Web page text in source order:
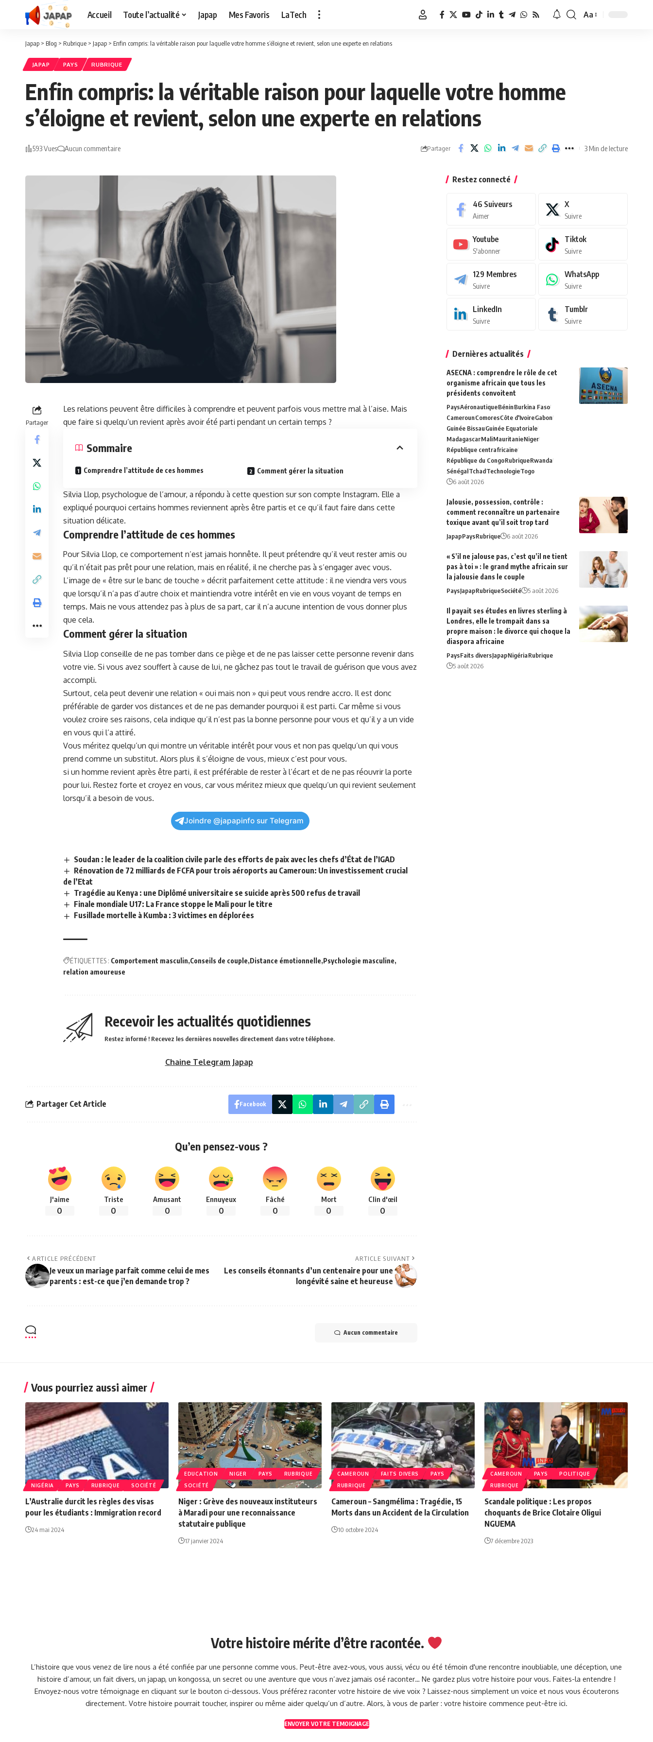
Accueil Toute l’actualité Japap Mes Favoris LaTech
Redimensionner
Aa
Japap > Blog > Rubrique > Japap > Enfin compris: la véritable raison pour laquelle votre homme s’éloigne et revient, selon une experte en relations
JAPAP PAYS RUBRIQUE
Enfin compris: la véritable raison pour laquelle votre homme
s’éloigne et revient, selon une experte en relations
593 Vues Aucun commentaire Partager 3 Min de lecture
Partager
Les relations peuvent être ⁤ difficiles à comprendre et peuvent parfois vous mettre mal à l’aise. Mais
que faire si quelqu’un revient après avoir été parti pendant ‌un certain‌ temps ?
Sommaire
Comprendre l’attitude de ces hommes Comment gérer‌ la situation
Silvia Llop, psychologue de l’amour, a répondu à cette question sur son ⁢compte Instagram. Elle a
expliqué pourquoi certains hommes reviennent après être partis et ⁣ce qu’il faut faire dans cette
situation délicate.
Comprendre l’attitude de ces hommes
Pour Silvia Llop, ‍ce comportement n’est jamais honnête. Il peut prétendre‌ qu’il veut rester amis ou
qu’il n’était pas prêt pour une relation, mais​ en réalité, il ne cherche pas à s’engager avec ‌vous.
L’image de « être sur le banc de ‌touche » décrit parfaitement cette attitude : il ne viendra vers vous
que lorsqu’il ⁢n’a⁢ pas d’autre choix et maintiendra votre intérêt en vie en vous voyant de temps en
temps. ‌Mais ne vous attendez pas à plus de sa​ part, car ‍il‌ n’a aucune intention de‍ vous donner plus
que cela.
Comment gérer‌ la situation
Silvia Llop conseille de ne ‍pas ⁣tomber dans ‍ce piège et de ne ⁤pas laisser ‍cette personne revenir dans⁢
votre vie. Si vous avez‌ souffert à cause⁢ de lui, ne gâchez pas tout le travail de guérison que vous ‍avez
accompli.
Surtout, cela peut devenir une​ relation « oui mais non » qui peut vous rendre accro. Il est donc
préférable de garder vos distances et de ne‌ pas demander pourquoi il ​est ⁤parti. Car même si vous
voulez‍ croire ses raisons, cela indique qu’il‍ n’est pas la bonne personne pour vous et qu’il y a un​ vide
en vous qui l’a attiré.
Vous méritez quelqu’un qui montre‍ un véritable intérêt pour vous et non pas quelqu’un qui vous
prend comme⁤ un substitut.⁣ Alors plus il‍ s’éloigne de vous,⁤ mieux c’est pour vous.
si un homme revient ⁤après être parti, il est préférable ‌de rester à l’écart⁤ et de ⁢ne pas réouvrir la porte
pour lui. Restez forte et croyez en vous, car vous méritez mieux que quelqu’un qui revient seulement
lorsqu’il a besoin de vous.
Joindre @japapinfo sur Telegram
Soudan : le leader de la coalition civile parle des efforts de paix avec les chefs d’État de l’IGAD
Rénovation de 72 milliards de FCFA pour trois aéroports au Cameroun: Un investissement crucial
de l’Etat
Tragédie au Kenya : une Diplômé universitaire se suicide après 500 refus de travail
Finale mondiale U17: La France stoppe le Mali pour le titre
Fusillade mortelle à Kumba : 3 victimes en déplorées
ÉTIQUETTES : Comportement masculin Conseils de couple Distance émotionnelle Psychologie masculine
relation amoureuse
Recevoir les actualités quotidiennes
Restez informé ! Recevez les dernières nouvelles directement dans votre téléphone.
Chaine Telegram Japap
Partager Cet Article Facebook
Qu’en pensez-vous ?
J'aime
0
Triste
0
Amusant
0
Ennuyeux
0
Fâché
0
Mort
0
Clin d'œil
0
ARTICLE PRÉCÉDENT
Je veux un mariage parfait comme celui de mes
parents : est-ce que j’en demande trop ?
ARTICLE SUIVANT
Les conseils étonnants d’un centenaire pour une
longévité saine et heureuse
Aucun commentaire
Restez connecté
46 Suiveurs
Aimer
X
Suivre
Youtube
S'abonner
Tiktok
Suivre
129 Membres
Suivre
WhatsApp
Suivre
LinkedIn
Suivre
Tumblr
Suivre
Dernières actualités
ASECNA : comprendre le rôle de cet
organisme africain que tous les
présidents convoitent
PaysAéronautiqueBéninBurkina Faso
CamerounComoresCôte d'IvoireGabon
Guinée BissauGuinée Equatoriale
MadagascarMaliMauritanieNiger
République centrafricaine
République du CongoRubriqueRwanda
SénégalTchadTechnologieTogo
6 août 2026
Jalousie, possession, contrôle :
comment reconnaître un partenaire
toxique avant qu’il soit trop tard
JapapPaysRubrique 6 août 2026
« S’il ne jalouse pas, c’est qu’il ne tient
pas à toi » : le grand mythe africain sur
la jalousie dans le couple
PaysJapapRubriqueSociété 5 août 2026
Il payait ses études en livres sterling à
Londres, elle le trompait dans sa
propre maison : le divorce qui choque la
diaspora africaine
PaysFaits diversJapapNigériaRubrique
5 août 2026
Vous pourriez aussi aimer
NIGÉRIA PAYS RUBRIQUE SOCIÉTÉ
L’Australie durcit les règles des visas
pour les étudiants : Immigration record
24 mai 2024
EDUCATION NIGER PAYS
RUBRIQUE
SOCIÉTÉ
Niger : Grève des nouveaux instituteurs
à Maradi pour une reconnaissance
statutaire publique
17 janvier 2024
CAMEROUN FAITS DIVERS
PAYS
RUBRIQUE
Cameroun – Sangmélima : Tragédie, 15
Morts dans un Accident de la Circulation
10 octobre 2024
CAMEROUN PAYS
POLITIQUE
RUBRIQUE
Scandale politique : Les propos
choquants de Brice Clotaire Oligui
NGUEMA
7 décembre 2023
Votre histoire mérite d’être racontée.
L’histoire que vous venez de lire nous a été confiée par une personne comme vous. Peut-être avez-vous, vous aussi, vécu ou été témoin d'une rencontre inoubliable, une déception, une
histoire d’amour, un fait divers, un japap, un kongossa, un secret ou une aventure que vous n’avez jamais osé raconter… Ne gardez plus votre histoire pour vous. Faites-la entendre !
Envoyez-nous votre témoignage en cliquant sur le bouton ci-dessous. Vous préférez raconter votre histoire de vive voix ? Laissez-nous simplement un voice et nous vous écouterons
directement. Votre histoire pourrait toucher, inspirer ou même aider quelqu’un d’autre. Alors, à vous de parler : votre histoire commence peut-être ici.
ENVOYER VOTRE TEMOIGNAGE